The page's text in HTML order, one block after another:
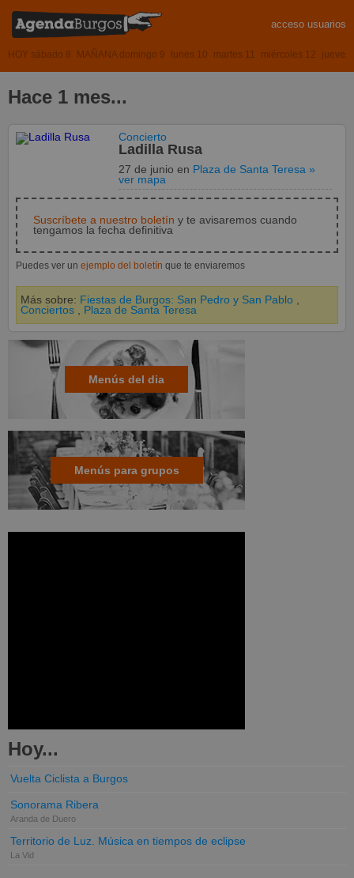
acceso usuarios
HOY sábado 8 MAÑANA domingo 9 lunes 10 martes 11 miércoles 12 jueves
Hace 1 mes...
Concierto
Ladilla Rusa
27 de junioen Plaza de Santa Teresa »
ver mapa
Suscríbete a nuestro boletín y te avisaremos cuando
tengamos la fecha definitiva
Puedes ver un ejemplo del boletín que te enviaremos
Más sobre: Fiestas de Burgos: San Pedro y San Pablo
Conciertos
Plaza de Santa Teresa
Menús del dia
Menús para grupos
Hoy...
Vuelta Ciclista a Burgos
Sonorama Ribera
Aranda de Duero
Territorio de Luz. Música en tiempos de eclipse
La Vid